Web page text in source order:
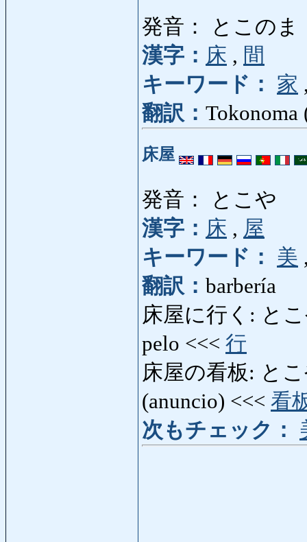
発音： とこのま
漢字： 床 , 間
キーワード：
家
翻訳： Tokonoma
床屋
発音： とこや
漢字： 床 , 屋
キーワード：
美
翻訳： barbería
床屋に行く: とこ
pelo <<< 行
床屋の看板: と
(anuncio) <<< 看
次もチェック：